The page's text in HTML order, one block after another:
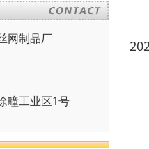
网制品厂
疃工业区1号